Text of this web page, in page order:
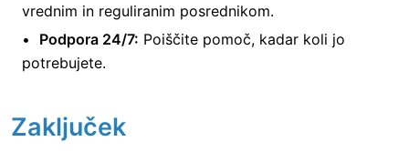
vrednim in reguliranim posrednikom.
Podpora 24/7: Poiščite pomoč, kadar koli jo
potrebujete.
Zaključek